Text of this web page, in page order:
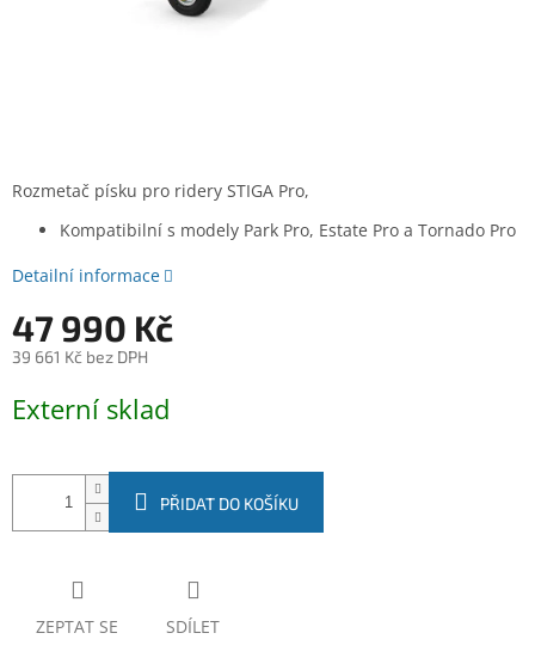
Rozmetač písku pro ridery STIGA Pro,
Kompatibilní s modely Park Pro, Estate Pro a Tornado Pro
Detailní informace
47 990 Kč
39 661 Kč bez DPH
cena:
Externí sklad
PŘIDAT DO KOŠÍKU
ZEPTAT SE SDÍLET